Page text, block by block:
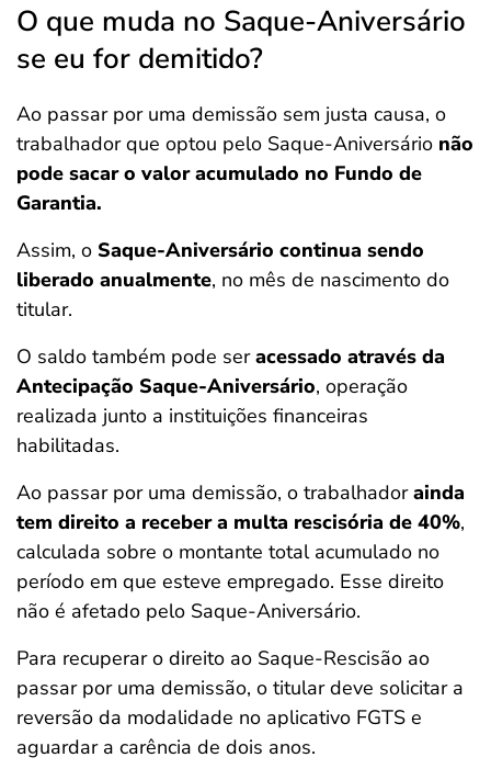
O que muda no Saque-Aniversário
se eu for demitido?
Ao passar por uma demissão sem justa causa, o
trabalhador que optou pelo Saque-Aniversário não
pode sacar o valor acumulado no Fundo de
Garantia.
Assim, o Saque-Aniversário continua sendo
liberado anualmente, no mês de nascimento do
titular.
O saldo também pode seracessado através da
Antecipação Saque-Aniversário, operação
realizada junto a instituições financeiras
habilitadas.
Ao passar por uma demissão, o trabalhadorainda
tem direito a receber a multa rescisória de 40%,
calculada sobre o montante total acumulado no
período em que esteve empregado. Esse direito
não é afetado pelo Saque-Aniversário.
Para recuperar o direito ao Saque-Rescisão ao
passar por uma demissão, o titular deve solicitar a
reversão da modalidade no aplicativo FGTS e
aguardar a carência de dois anos.